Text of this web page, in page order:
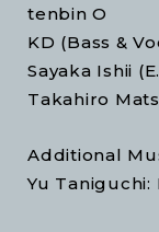
tenbin O
KD (Bass &
Sayaka Ishii
Takahiro
Additional
Yu Taniguchi: